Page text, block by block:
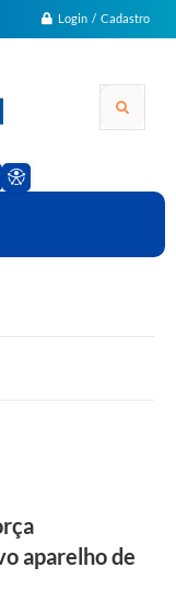
Login / Cadastro
aparelho de